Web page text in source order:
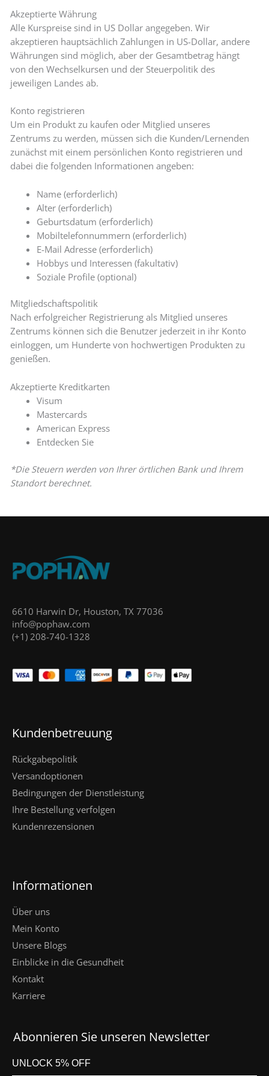
Akzeptierte Währung
Alle Kurspreise sind in US Dollar angegeben. Wir
akzeptieren hauptsächlich Zahlungen in US-Dollar, andere
Währungen sind möglich, aber der Gesamtbetrag hängt
von den Wechselkursen und der Steuerpolitik des
jeweiligen Landes ab.
Konto registrieren
Um ein Produkt zu kaufen oder Mitglied unseres
Zentrums zu werden, müssen sich die Kunden/Lernenden
zunächst mit einem persönlichen Konto registrieren und
dabei die folgenden Informationen angeben:
Name (erforderlich)
Alter (erforderlich)
Geburtsdatum (erforderlich)
Mobiltelefonnummern (erforderlich)
E-Mail Adresse (erforderlich)
Hobbys und Interessen (fakultativ)
Soziale Profile (optional)
Mitgliedschaftspolitik
Nach erfolgreicher Registrierung als Mitglied unseres
Zentrums können sich die Benutzer jederzeit in ihr Konto
einloggen, um Hunderte von hochwertigen Produkten zu
genießen.
Akzeptierte Kreditkarten
Visum
Mastercards
American Express
Entdecken Sie
*Die Steuern werden von Ihrer örtlichen Bank und Ihrem
Standort berechnet.
6610 Harwin Dr, Houston, TX 77036
info@pophaw.com
(+1) 208-740-1328
Kundenbetreuung
Rückgabepolitik
Versandoptionen
Bedingungen der Dienstleistung
Ihre Bestellung verfolgen
Kundenrezensionen
Informationen
Über uns
Mein Konto
Unsere Blogs
Einblicke in die Gesundheit
Kontakt
Karriere
Abonnieren Sie unseren Newsletter
UNLOCK 5% OFF